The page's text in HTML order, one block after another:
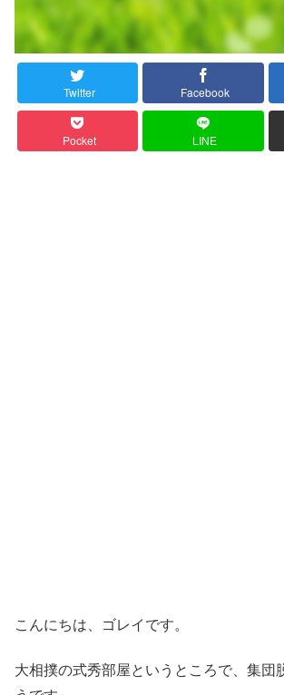
Twitter Facebook
Pocket LINE
こんにちは、ゴレイです。
大相撲の式秀部屋というところで、集団